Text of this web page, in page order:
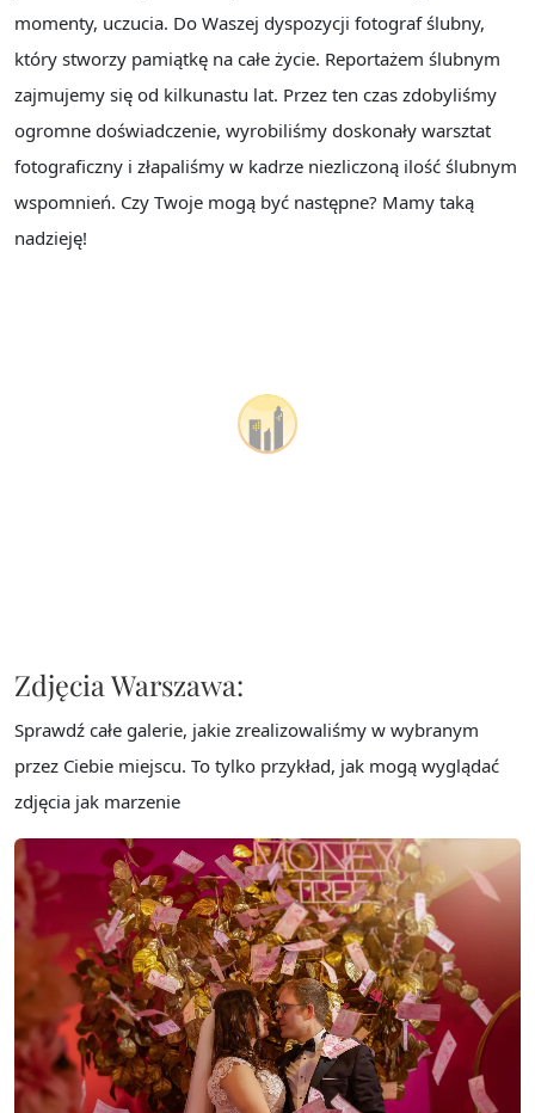
momenty, uczucia. Do Waszej dyspozycji fotograf ślubny,
który stworzy pamiątkę na całe życie. Reportażem ślubnym
zajmujemy się od kilkunastu lat. Przez ten czas zdobyliśmy
ogromne doświadczenie, wyrobiliśmy doskonały warsztat
fotograficzny i złapaliśmy w kadrze niezliczoną ilość ślubnym
wspomnień. Czy Twoje mogą być następne? Mamy taką
nadzieję!
Zdjęcia Warszawa:
Sprawdź całe galerie, jakie zrealizowaliśmy w wybranym
przez Ciebie miejscu. To tylko przykład, jak mogą wyglądać
zdjęcia jak marzenie